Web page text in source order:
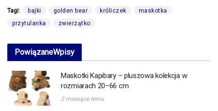
Tagi: bajki golden bear króliczek
maskotka
przytulanka
zwierzątko
PowiązaneWpisy
Maskotki Kapibary – pluszowa kolekcja w
rozmiarach 20–66 cm
2 miesiące temu